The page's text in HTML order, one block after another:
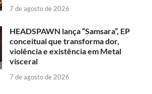
7 de agosto de 2026
HEADSPAWN lança “Samsara”, EP
conceitual que transforma dor,
violência e existência em Metal
visceral
7 de agosto de 2026